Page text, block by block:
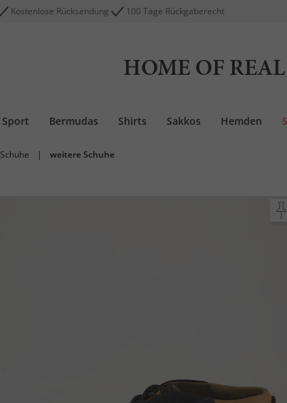
Kostenlose Rücksendung 100 Tage Rückgaberecht
HOME OF
Sport Bermudas Shirts Sakkos Hemden
Schuhe | weitere Schuhe